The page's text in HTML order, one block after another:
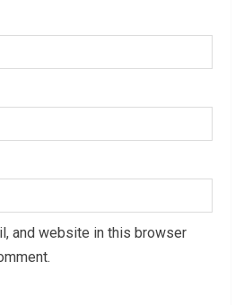
and website in this browser